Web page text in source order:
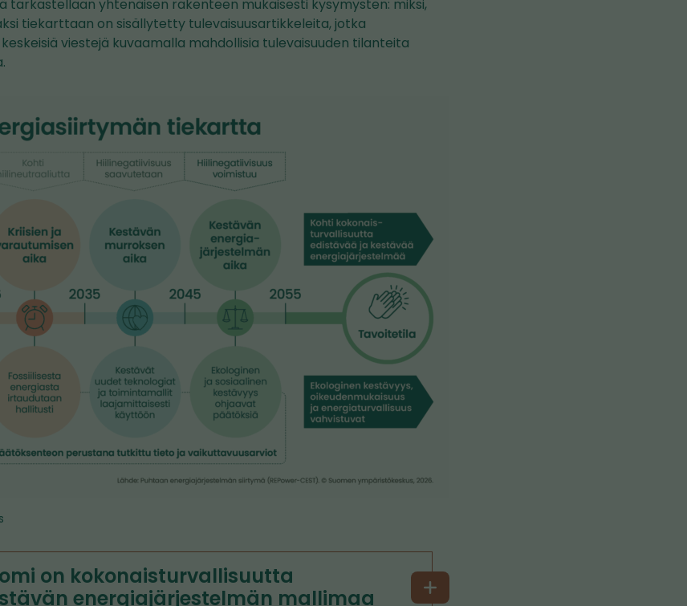
tarkastellaan yhtenäisen rakenteen mukaisesti kysymysten: miksi,
tiekarttaan on sisällytetty tulevaisuusartikkeleita, jotka
viestejä kuvaamalla mahdollisia tulevaisuuden tilanteita
on kokonaisturvallisuutta
energiajärjestelmän mallimaa